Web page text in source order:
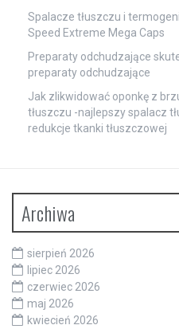
Spalacze tłuszczu i
Speed Extreme Mega Caps
Preparaty odchudzające
preparaty odchudzające
Jak zlikwidować oponkę z
tłuszczu -najlepszy spalacz
redukcje tkanki tłuszczowej
Archiwa
sierpień 2026
lipiec 2026
czerwiec 2026
maj 2026
kwiecień 2026